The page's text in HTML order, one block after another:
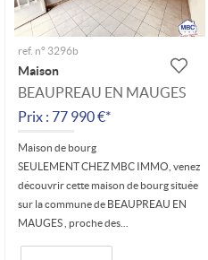
ref. n° 3296b
Maison
BEAUPREAU EN MAUGES
Prix : 77 990 €*
Maison de bourg
SEULEMENT CHEZ MBC IMMO, venez
découvrir cette maison de bourg située
sur la commune de BEAUPREAU EN
MAUGES , proche des...